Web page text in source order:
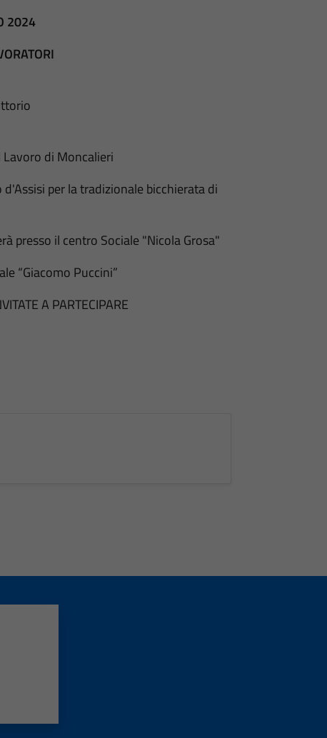
2024
di Moncalieri
per la tradizionale bicchierata di
presso il centro Sociale "Nicola Grosa"
“Giacomo Puccini”
A PARTECIPARE